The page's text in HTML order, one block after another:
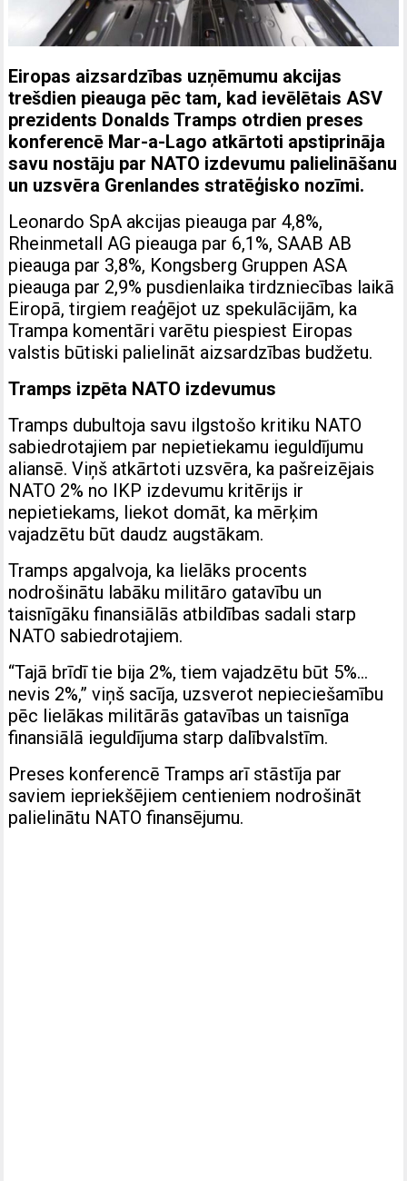
Eiropas aizsardzības uzņēmumu akcijas
trešdien pieauga pēc tam, kad ievēlētais ASV
prezidents Donalds Tramps otrdien preses
konferencē Mar-a-Lago atkārtoti apstiprināja
savu nostāju par NATO izdevumu palielināšanu
un uzsvēra Grenlandes stratēģisko nozīmi.
Leonardo SpA akcijas pieauga par 4,8%,
Rheinmetall AG pieauga par 6,1%, SAAB AB
pieauga par 3,8%, Kongsberg Gruppen ASA
pieauga par 2,9% pusdienlaika tirdzniecības laikā
Eiropā, tirgiem reaģējot uz spekulācijām, ka
Trampa komentāri varētu piespiest Eiropas
valstis būtiski palielināt aizsardzības budžetu.
Tramps izpēta NATO izdevumus
Tramps dubultoja savu ilgstošo kritiku NATO
sabiedrotajiem par nepietiekamu ieguldījumu
aliansē. Viņš atkārtoti uzsvēra, ka pašreizējais
NATO 2% no IKP izdevumu kritērijs ir
nepietiekams, liekot domāt, ka mērķim
vajadzētu būt daudz augstākam.
Tramps apgalvoja, ka lielāks procents
nodrošinātu labāku militāro gatavību un
taisnīgāku finansiālās atbildības sadali starp
NATO sabiedrotajiem.
“Tajā brīdī tie bija 2%, tiem vajadzētu būt 5%…
nevis 2%,” viņš sacīja, uzsverot nepieciešamību
pēc lielākas militārās gatavības un taisnīga
finansiālā ieguldījuma starp dalībvalstīm.
Preses konferencē Tramps arī stāstīja par
saviem iepriekšējiem centieniem nodrošināt
palielinātu NATO finansējumu.